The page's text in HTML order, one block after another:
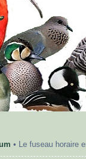
• Le fuseau horaire